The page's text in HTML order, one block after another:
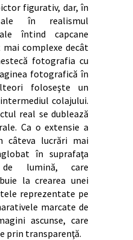
figurativ, dar, în
în realismul
întind capcane
complexe decât
fotografia cu
fotografică în
foloseşte un
colajului.
real se dublează
Ca o extensie a
câteva lucrări mai
în suprafaţa
lumină, care
la crearea unei
reprezentate pe
marcate de
ascunse, care
prin transparenţă.